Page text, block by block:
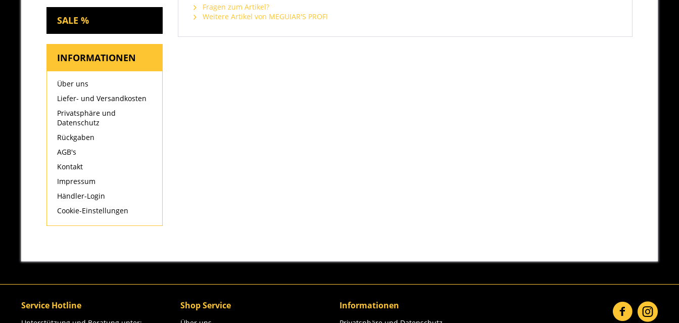
SALE %
INFORMATIONEN
Über uns
Liefer- und Versandkosten
Privatsphäre und
Datenschutz
Rückgaben
AGB's
Kontakt
Impressum
Händler-Login
Cookie-Einstellungen
Fragen zum Artikel?
Weitere Artikel von MEGUIAR'S PROFI
Service Hotline Shop Service Informationen